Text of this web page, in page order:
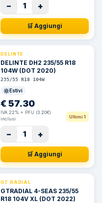
− 1 +
🛒 Aggiungi
DELINTE
DELINTE DH2 235/55 R18
104W (DOT 2020)
235/55 R18 104W
Estivi
€57.30
IVA 22% + PFU (3.20€)
inclusi
Ultimi 1
− 1 +
🛒 Aggiungi
GT RADIAL
GTRADIAL 4-SEAS 235/55
R18 104V XL (DOT 2022)